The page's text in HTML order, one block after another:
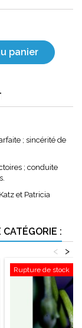
panier
; sincérité de
; conduite
et Patricia
:
>
<
Rupture de stock